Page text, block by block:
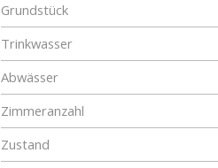
Grundstück
Trinkwasser
Abwässer
Zimmeranzahl
Zustand